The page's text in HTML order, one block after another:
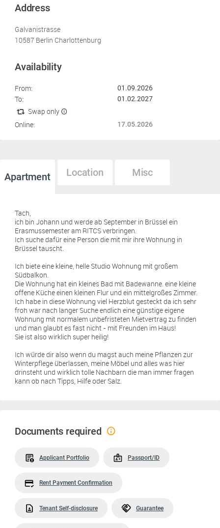
Address
Galvanistrasse
10587 Berlin Charlottenburg
Availability
From: 01.09.2026
To: 01.02.2027
Swap only
Online:
17.05.2026
Apartment Location Misc
Tach,
ich bin Johann und werde ab September in Brüssel ein
Erasmussemester am RITCS verbringen.
Ich suche dafür eine Person die mit mir ihre Wohnung in
Brüssel tauscht.
Ich biete eine kleine, helle Studio Wohnung mit großem
Südbalkon.
Die Wohnung hat ein kleines Bad mit Badewanne. eine kleine
offene Küche einen kleinen Flur und ein mittelgroßes Zimmer.
Ich habe in diese Wohnung viel Herzblut gesteckt da ich sehr
froh war nach langer Suche endlich eine günstige eigene
Wohnung mit normalem unbefristeten Mietvertrag zu finden
und man glaubt es fast nicht - mit Freunden im Haus!
Sie ist also wirklich super heilig!
Ich würde dir also wenn du magst auch meine Pflanzen zur
Winterpflege überlassen, meine Möbel und alles was hier
drinsteht und wirklich tolle Nachbarn die man immer fragen
kann ob nach Tipps, Hilfe oder Salz.
Documents required
Applicant Portfolio Passport/ID
Rent Payment Confirmation
Tenant Self-disclosure Guarantee